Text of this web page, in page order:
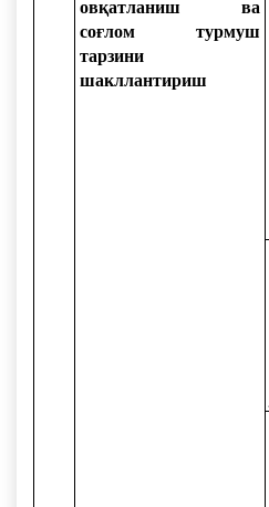
овқатланиш ва
соғлом турмуш
тарзини
шакллантириш